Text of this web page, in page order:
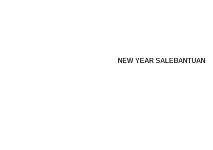
NEW YEAR SALEBANTUAN